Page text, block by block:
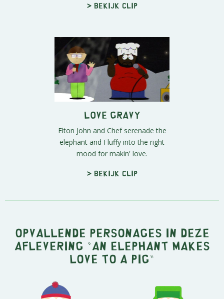
> Bekijk clip
Love Gravy
Elton John and Chef serenade the
elephant and Fluffy into the right
mood for makin' love.
> Bekijk clip
Opvallende personages in deze
aflevering "An Elephant Makes
Love to a Pig"